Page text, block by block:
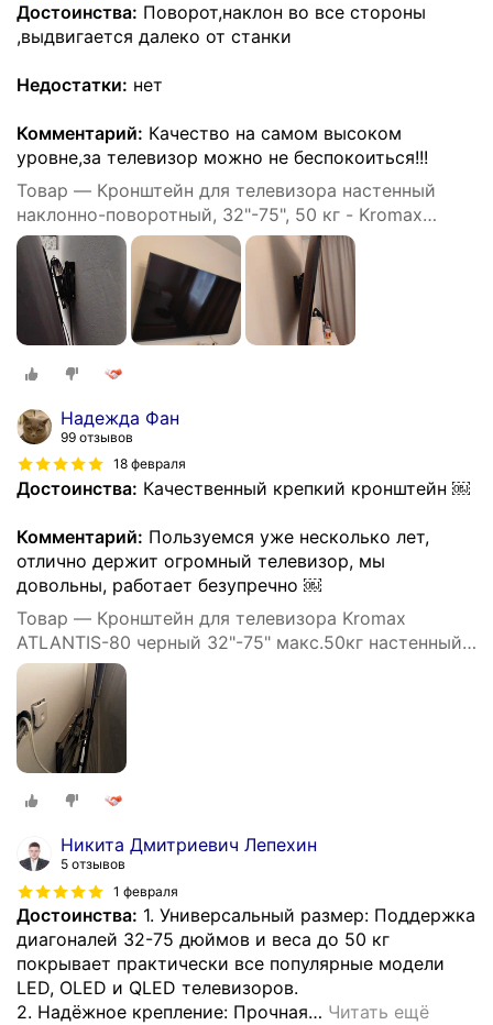
Достоинства: Поворот,наклон во все стороны
,выдвигается далеко от станки
Недостатки: нет
Комментарий: Качество на самом высоком
уровне,за телевизор можно не беспокоиться!!!
Товар — Кронштейн для телевизора настенный
наклонно-поворотный, 32"-75", 50 кг - Kromax
ATLANTIS-80
Надежда Фан
99 отзывов
18 февраля
Достоинства: Качественный крепкий кронштейн ￼
Комментарий: Пользуемся уже несколько лет,
отлично держит огромный телевизор, мы
довольны, работает безупречно ￼
Товар — Кронштейн для телевизора Kromax
ATLANTIS-80 черный 32"-75" макс.50кг настенный
поворотно-выдвижной и
Никита Дмитриевич Лепехин
5 отзывов
1 февраля
Достоинства: 1. Универсальный размер: Поддержка
диагоналей 32-75 дюймов и веса до 50 кг
покрывает практически все популярные модели
LED, OLED и QLED телевизоров.
2. Надёжное крепление: Прочная… Читать ещё